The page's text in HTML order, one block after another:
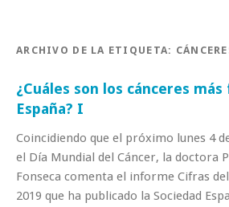
ARCHIVO DE LA ETIQUETA:
¿Cuáles son los cánceres
España? I
Coincidiendo que el próximo lunes 4
el Día Mundial del Cáncer, la doctora
Fonseca comenta el informe Cifras
2019 que ha publicado la Sociedad